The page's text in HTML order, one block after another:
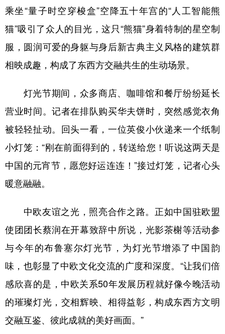
乘坐“量子时空穿梭盒”空降五十年宫的“人工智能熊
猫”吸引了众人的目光，这只“熊猫”身着特制的星空制
服，圆润可爱的身躯与身后新古典主义风格的建筑群
相映成趣，构成了东西方交融共生的生动场景。
灯光节期间，众多商店、咖啡馆和餐厅纷纷延长
营业时间。记者在排队购买华夫饼时，突然感觉衣角
被轻轻扯动。回头一看，一位英俊小伙递来一个纸制
小灯笼：“刚在前面得到的，转送给您！听说这两天是
中国的元宵节，愿您好运连连！”接过灯笼，记者心头
暖意融融。
中欧友谊之光，照亮合作之路。正如中国驻欧盟
使团团长蔡润在开幕致辞中所说，光影茶榭等活动参
与今年的布鲁塞尔灯光节，为灯光节增添了中国韵
味，也彰显了中欧文化交流的广度和深度。“让我们倍
感欣喜的是，中欧关系50年发展历程就好像今晚活动
的璀璨灯光，交相辉映、相得益彰，构成东西方文明
交融互鉴、彼此成就的美好画面。”